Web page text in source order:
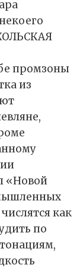
промзоны
из
«Новой
как
по